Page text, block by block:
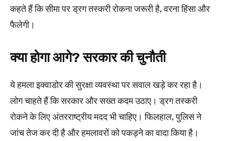
कहते हैं कि सीमा पर ड्रग तस्करी रोकना जरूरी है, वरना हिंसा और
फैलेगी।
क्या होगा आगे? सरकार की चुनौती
ये हमला इक्वाडोर की सुरक्षा व्यवस्था पर सवाल खड़े कर रहा है।
लोग चाहते हैं कि सरकार और सख्त कदम उठाए। ड्रग तस्करी
रोकने के लिए अंतरराष्ट्रीय मदद भी चाहिए। फिलहाल, पुलिस ने
जांच तेज कर दी है और हमलावरों को पकड़ने का वादा किया है।